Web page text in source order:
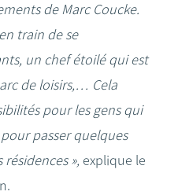
de Marc Coucke.
train de se
un chef étoilé qui est
de loisirs,… Cela
pour les gens qui
passer quelques
», explique le